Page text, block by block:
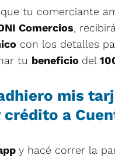
tu comerciante
Comercios,
con los detalles
tu beneficio del
mis
a
y hacé correr la